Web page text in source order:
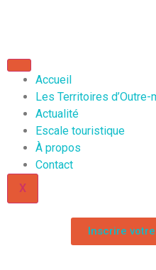
Accueil
Les Territoires d’Outre-
Actualité
Escale touristique
À propos
Contact
X
Inscrire